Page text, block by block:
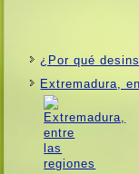
¿Por qué
Extremadura,